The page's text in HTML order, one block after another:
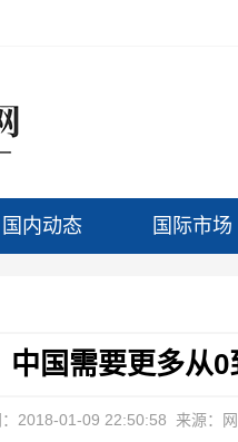
国内动态 国际市场
中国需要更多从
：2018-01-09 22:50:58 来源：